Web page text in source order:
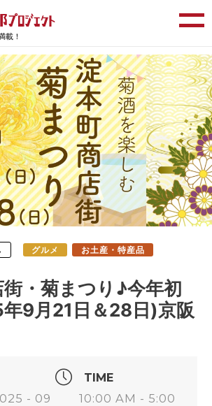
載！
グルメ お土産・特産品
・菊まつり♪今年初
9月21日＆28日)京阪
- 09
TIME
10:00 AM - 5:00